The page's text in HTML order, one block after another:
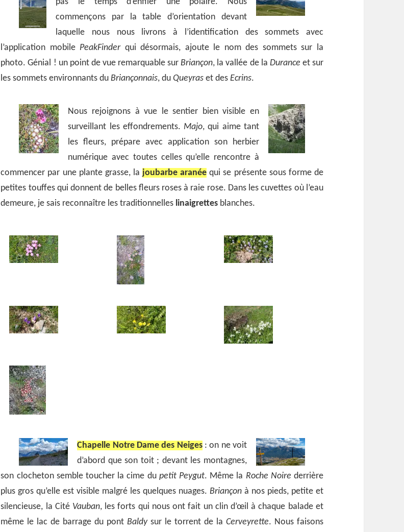
commençons par la table d’orientation devant
laquelle nous nous livrons à l’identification des sommets avec
l’application mobile PeakFinderqui désormais, ajoute le nom des sommets sur la
photo. Génial ! un point de vue remarquable surBriançon, la vallée de la Durance et sur
les sommets environnants duBriançonnais, du Queyras et desEcrins.
Nous rejoignons à vue le sentier bien visible en
surveillant les effondrements. Majo, qui aime tant
les fleurs, prépare avec application son herbier
numérique avec toutes celles qu’elle rencontre à
commencer par une plante grasse, la joubarbe aranée qui se présente sous forme de
petites touffes qui donnent de belles fleurs roses à raie rose. Dans les cuvettes où l’eau
demeure, je sais reconnaître les traditionnelles linaigrettes blanches.
Chapelle Notre Dame des Neiges: on ne voit
d’abord que son toit ; devant les montagnes,
son clocheton semble toucher la cime du petit Peygut. Même la Roche Noire derrière
plus gros qu’elle est visible malgré les quelques nuages.Briançon à nos pieds, petite et
silencieuse, la Cité Vauban, les forts qui nous ont fait un clin d’œil à chaque balade et
même le lac de barrage du pontBaldysur le torrent de la Cerveyrette. Nous faisons